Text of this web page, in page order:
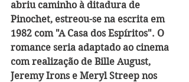
abriu caminho à ditadura de
Pinochet, estreou-se na escrita em
1982 com "A Casa dos Espíritos". O
romance seria adaptado ao cinema
com realização de Bille August,
Jeremy Irons e Meryl Streep nos